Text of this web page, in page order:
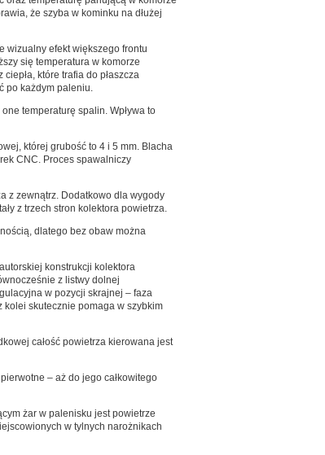
że szyba w kominku na dłużej
wizualny efekt większego frontu
się temperatura w komorze
które trafia do płaszcza
po każdym paleniu.
temperaturę spalin. Wpływa to
której grubość to 4 i 5 mm. Blacha
CNC. Proces spawalniczy
z zewnątrz. Dodatkowo dla wygody
z trzech stron kolektora powietrza.
dlatego bez obaw można
konstrukcji kolektora
z listwy dolnej
w pozycji skrajnej – faza
kolei skutecznie pomaga w szybkim
całość powietrza kierowana jest
– aż do jego całkowitego
żar w palenisku jest powietrze
w tylnych narożnikach